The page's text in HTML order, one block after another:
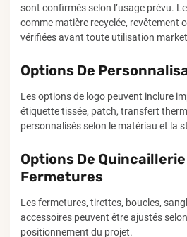
sont confirmés selon l’usage prévu.
comme matière recyclée, revêtement
vérifiées avant toute utilisation
Options De
Les options de logo peuvent inclure
étiquette tissée, patch, transfert
personnalisés selon le matériau et la
Options De Quincaillerie
Fermetures
Les fermetures, tirettes, boucles,
accessoires peuvent être ajustés
positionnement du projet.